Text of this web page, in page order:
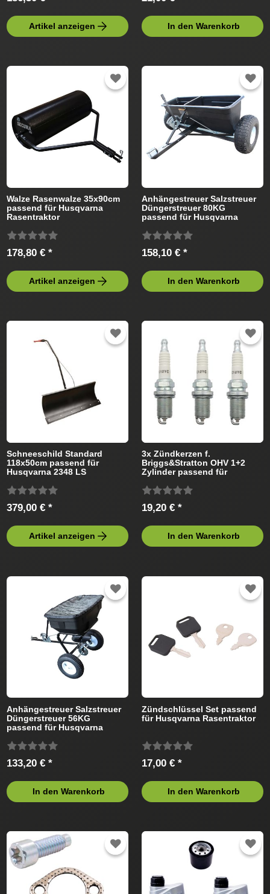
Artikel anzeigen In den Warenkorb
Walze Rasenwalze 35x90cm
passend für Husqvarna
Rasentraktor
178,80 € *
Artikel anzeigen
Anhängestreuer Salzstreuer
Düngerstreuer 80KG
passend für Husqvarna
158,10 € *
In den Warenkorb
Schneeschild Standard
118x50cm passend für
Husqvarna 2348 LS
379,00 € *
Artikel anzeigen
3x Zündkerzen f.
Briggs&Stratton OHV 1+2
Zylinder passend für
19,20 € *
In den Warenkorb
Anhängestreuer Salzstreuer
Düngerstreuer 56KG
passend für Husqvarna
133,20 € *
In den Warenkorb
Zündschlüssel Set passend
für Husqvarna Rasentraktor
17,00 € *
In den Warenkorb